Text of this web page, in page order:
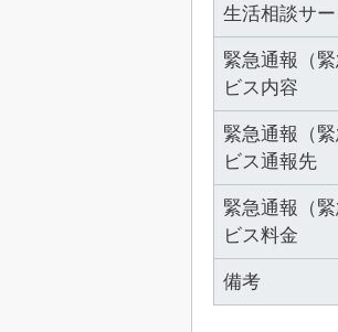
生活相談サー
緊急通報（
ビス内容
緊急通報（
ビス通報先
緊急通報（
ビス料金
備考